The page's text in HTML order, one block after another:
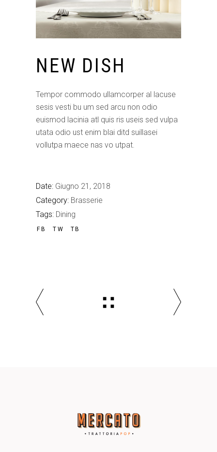
NEW DISH
Tempor commodo ullamcorper al lacuse
sesis vesti bu um sed arcu non odio
euismod lacinia atl quis ris useis sed vulpa
utata odio ust enim blai ditd suillasei
vollutpa maece nas vo utpat.
Date: Giugno 21, 2018
Category: Brasserie
Tags: Dining
FB TW TB